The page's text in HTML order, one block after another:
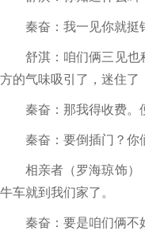
秦奋：我一见你就挺
舒淇：咱们俩三见也种
方的气味吸引了，迷住了
秦奋：那我得收费。便
秦奋：要倒插门？你
相亲者（罗海琼饰）：
牛车就到我们家了。
秦奋：要是咱们俩不